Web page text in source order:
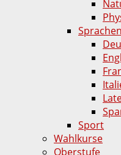
Sprachen
Sport
Wahlkurse
Oberstufe